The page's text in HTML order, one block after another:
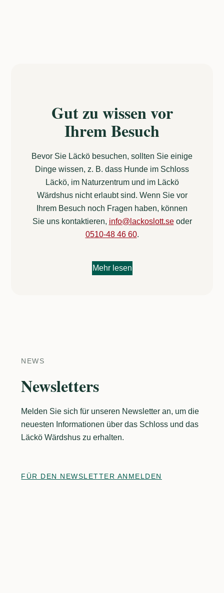
Gut zu wissen vor
Ihrem Besuch
Bevor Sie Läckö besuchen, sollten Sie einige
Dinge wissen, z. B. dass Hunde im Schloss
Läckö, im Naturzentrum und im Läckö
Wärdshus nicht erlaubt sind. Wenn Sie vor
Ihrem Besuch noch Fragen haben, können
Sie uns kontaktieren, info@lackoslott.seoder
0510-48 46 60.
Mehr lesen
NEWS
Newsletters
Melden Sie sich für unseren Newsletter an, um die
neuesten Informationen über das Schloss und das
Läckö Wärdshus zu erhalten.
FÜR DEN NEWSLETTER ANMELDEN